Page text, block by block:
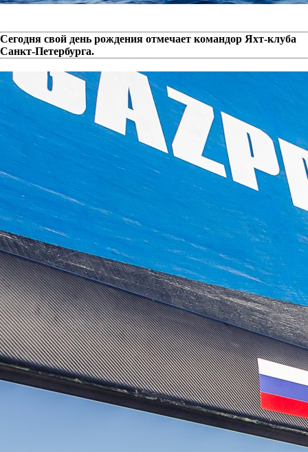
Сегодня свой день рождения отмечает командор Яхт-клуба
Санкт-Петербурга.